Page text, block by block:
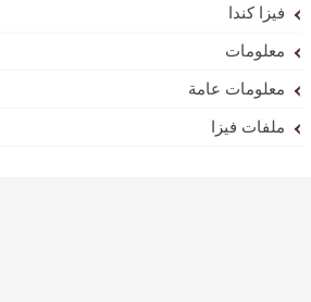
فيزا كندا
معلومات
معلومات عامة
ملفات فيزا